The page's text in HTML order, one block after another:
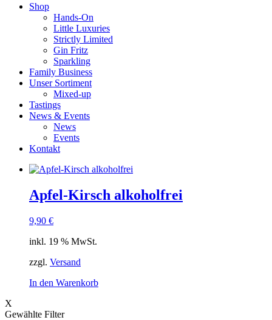
Shop
Hands-On
Little Luxuries
Strictly Limited
Gin Fritz
Sparkling
Family Business
Unser Sortiment
Mixed-up
Tastings
News & Events
News
Events
Kontakt
Apfel-Kirsch alkoholfrei
9,90 €
inkl. 19 % MwSt.
zzgl. Versand
In den Warenkorb
X
Gewählte Filter